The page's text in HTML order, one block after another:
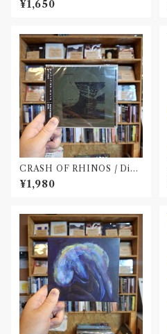
〝大阪〟
¥1,650
CRASH OF RHINOS / Dist
al(CD)
¥1,980